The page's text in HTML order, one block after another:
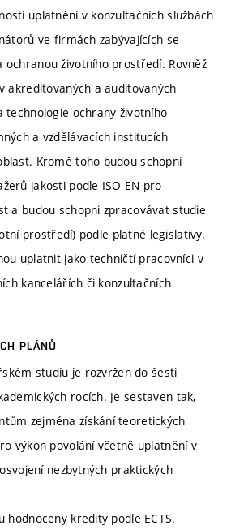
uplatnění v konzultačních službách
ve firmách zabývajících se
ochranou životního prostředí. Rovněž
akreditovaných a auditovaných
technologie ochrany životního
a vzdělávacích institucích
Kromě toho budou schopni
jakosti podle ISO EN pro
a budou schopni zpracovávat studie
prostředí) podle platné legislativy.
uplatnit jako techničtí pracovníci v
kancelářích či konzultačních
PLÁNŮ
studiu je rozvržen do šesti
rocích. Je sestaven tak,
zejména získání teoretických
výkon povolání včetně uplatnění v
nezbytných praktických
hodnoceny kredity podle ECTS.